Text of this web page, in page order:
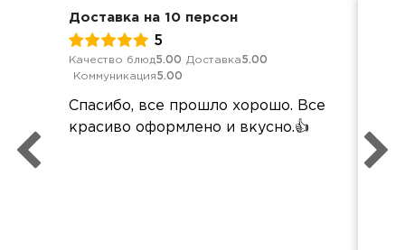
Доставка на 10 персон
5
Качество блюд5.00 Доставка5.00
Коммуникация5.00
Спасибо, все прошло хорошо. Все
красиво оформлено и вкусно.👍